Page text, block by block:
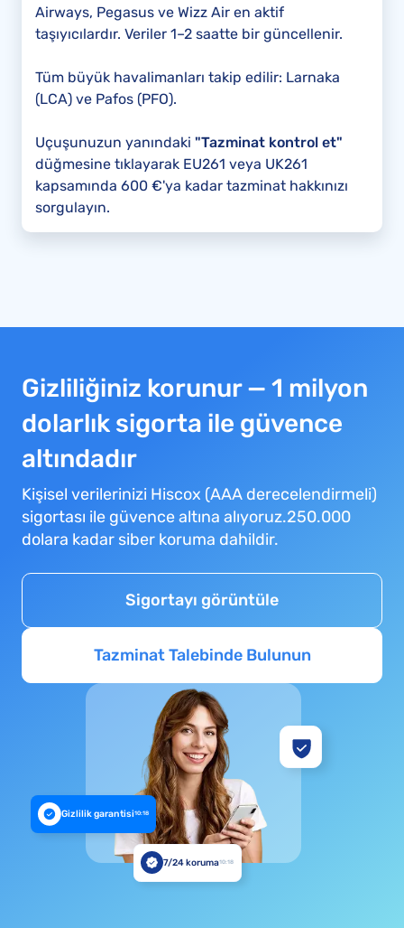
Airways, Pegasus ve Wizz Air en aktif
taşıyıcılardır. Veriler 1–2 saatte bir güncellenir.
Tüm büyük havalimanları takip edilir: Larnaka
(LCA) ve Pafos (PFO).
Uçuşunuzun yanındaki "Tazminat kontrol et"
düğmesine tıklayarak EU261 veya UK261
kapsamında 600 €'ya kadar tazminat hakkınızı
sorgulayın.
Gizliliğiniz korunur — 1 milyon
dolarlık sigorta ile güvence
altındadır
Kişisel verilerinizi Hiscox (AAA derecelendirmeli)
sigortası ile güvence altına alıyoruz.250.000
dolara kadar siber koruma dahildir.
Sigortayı görüntüle
Tazminat Talebinde Bulunun
Gizlilik garantisi10:18
7/24 koruma10:18